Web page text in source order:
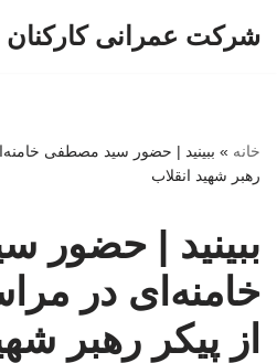
شرکت عمرانی کارکنان
خانه » ببینید | حضور سید مصطفی
رهبر شهید انقلاب
ببینید | حضور
خامنه‌ای در
از پیکر رهبر